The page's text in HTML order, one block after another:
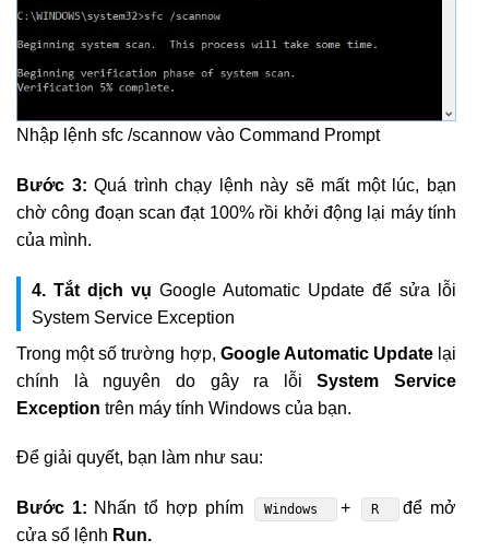
Nhập lệnh sfc /scannow vào Command Prompt
Bước 3:Quá trình chạy lệnh này sẽ mất một lúc, bạn
chờ công đoạn scan đạt 100% rồi khởi động lại máy tính
của mình.
4. Tắt dịch vụ Google Automatic Update để sửa lỗi
System Service Exception
Trong một số trường hợp, Google Automatic Update lại
chính là nguyên do gây ra lỗiSystem Service
Exception trên máy tính Windows của bạn.
Để giải quyết, bạn làm như sau:
Bước 1: Nhấn tổ hợp phím Windows + R
để mở
cửa sổ lệnh Run.